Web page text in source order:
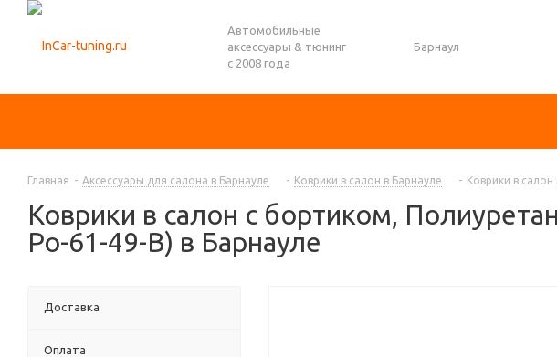
Автомобильные
аксессуары & тюнинг
с 2008 года
Барнаул
Главная - Аксессуары для салона в Барнауле - Коврики в салон в Барнауле - Коврики в
Коврики в салон с бортиком,
Po-61-49-B) в Барнауле
Доставка
Оплата